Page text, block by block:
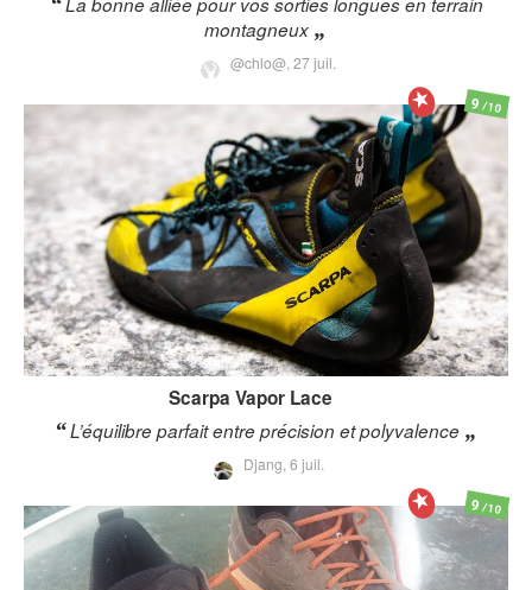
montagneux
@chlo@, 27 juil.
Scarpa Vapor Lace
L’équilibre parfait entre précision et polyvalence
Djang, 6 juil.
9/10
9/10